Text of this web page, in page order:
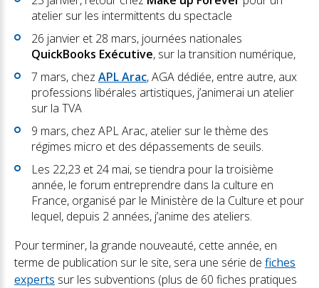
atelier sur les intermittents du spectacle
26 janvier et 28 mars, journées nationales
QuickBooks Exécutive, sur la transition numérique,
7 mars, chez APL Arac, AGA dédiée, entre autre, aux
professions libérales artistiques, j’animerai un atelier
sur la TVA
9 mars, chez APL Arac, atelier sur le thème des
régimes micro et des dépassements de seuils.
Les 22,23 et 24 mai, se tiendra pour la troisième
année, le forum entreprendre dans la culture en
France, organisé par le Ministère de la Culture et pour
lequel, depuis 2 années, j’anime des ateliers.
Pour terminer, la grande nouveauté, cette année, en
terme de publication sur le site, sera une série de fiches
experts sur les subventions (plus de 60 fiches pratiques